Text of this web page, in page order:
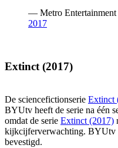
— Metro Entertainment
2017
Extinct (2017)
De sciencefictionserie Extinct
BYUtv heeft de serie na één
omdat de serie Extinct (2017)
kijkcijferverwachting. BYUtv
bevestigd.